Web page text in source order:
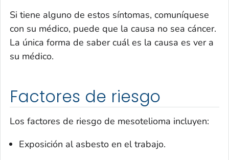
Si tiene alguno de estos síntomas, comuníquese
con su médico, puede que la causa no sea cáncer.
La única forma de saber cuál es la causa es ver a
su médico.
Factores de riesgo
Los factores de riesgo de mesotelioma incluyen:
Exposición al asbesto en el trabajo.